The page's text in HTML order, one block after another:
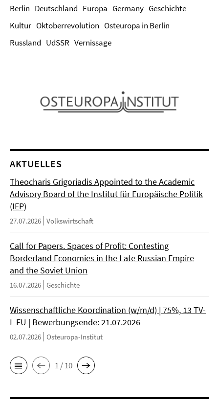
Berlin Deutschland Europa Germany Geschichte
Kultur Oktoberrevolution Osteuropa in Berlin
Russland UdSSR Vernissage
AKTUELLES
Theocharis Grigoriadis Appointed to the Academic
Advisory Board of the Institut für Europäische Politik
(IEP)
27.07.2026 Volkswirtschaft
Call for Papers. Spaces of Profit: Contesting
Borderland Economies in the Late Russian Empire
and the Soviet Union
16.07.2026 Geschichte
Wissenschaftliche Koordination (w/m/d) | 75%, 13 TV-
L FU | Bewerbungsende: 21.07.2026
02.07.2026 Osteuropa-Institut
1 / 10